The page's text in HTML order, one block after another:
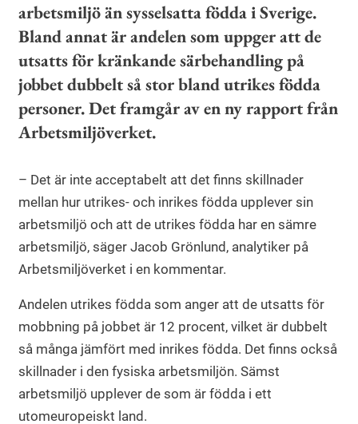
arbetsmiljö än sysselsatta födda i Sverige.
Bland annat är andelen som uppger att de
utsatts för kränkande särbehandling på
jobbet dubbelt så stor bland utrikes födda
personer. Det framgår av en ny rapport från
Arbetsmiljöverket.
– Det är inte acceptabelt att det finns skillnader
mellan hur utrikes- och inrikes födda upplever sin
arbetsmiljö och att de utrikes födda har en sämre
arbetsmiljö, säger Jacob Grönlund, analytiker på
Arbetsmiljöverket i en kommentar.
Andelen utrikes födda som anger att de utsatts för
mobbning på jobbet är 12 procent, vilket är dubbelt
så många jämfört med inrikes födda. Det finns också
skillnader i den fysiska arbetsmiljön. Sämst
arbetsmiljö upplever de som är födda i ett
utomeuropeiskt land.